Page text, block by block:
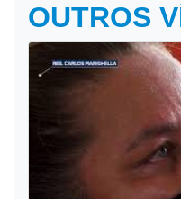
OUTROS